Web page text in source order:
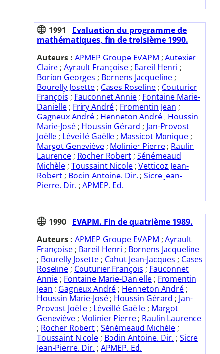
1991
Evaluation du programme de
mathématiques, fin de troisième 1990.
Auteurs : APMEP Groupe EVAPM ; Autexier
Claire ; Ayrault Françoise ; Bareil Henri ;
Borion Georges ; Bornens Jacqueline ;
Bourelly Josette ; Cases Roseline ; Couturier
François ; Fauconnet Annie ; Fontaine Marie-
Danielle ; Friry André ; Fromentin Jean ;
Gagneux André ; Henneton André ; Houssin
Marie-José ; Houssin Gérard ; Jan-Provost
Joëlle ; Léveillé Gaëlle ; Massicot Monique ;
Margot Geneviève ; Molinier Pierre ; Raulin
Laurence ; Rocher Robert ; Sénémeaud
Michèle ; Toussaint Nicole ; Vetticoz Jean-
Robert ; Bodin Antoine. Dir. ; Sicre Jean-
Pierre. Dir. ; APMEP. Ed.
1990 EVAPM. Fin de quatrième 1989.
Auteurs : APMEP Groupe EVAPM ; Ayrault
Françoise ; Bareil Henri ; Bornens Jacqueline
; Bourelly Josette ; Cahut Jean-Jacques ; Cases
Roseline ; Couturier François ; Fauconnet
Annie ; Fontaine Marie-Danielle ; Fromentin
Jean ; Gagneux André ; Henneton André ;
Houssin Marie-José ; Houssin Gérard ; Jan-
Provost Joëlle ; Léveillé Gaëlle ; Margot
Geneviève ; Molinier Pierre ; Raulin Laurence
; Rocher Robert ; Sénémeaud Michèle ;
Toussaint Nicole ; Bodin Antoine. Dir. ; Sicre
Jean-Pierre. Dir. ; APMEP. Ed.